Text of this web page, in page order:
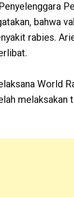
bahwa
rabies.
World